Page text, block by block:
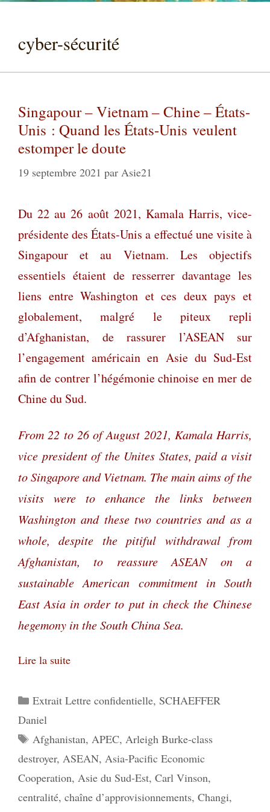
cyber-sécurité
Singapour – Vietnam – Chine – États-
Unis : Quand les États-Unis veulent
estomper le doute
19 septembre 2021 par Asie21
Du 22 au 26 août 2021, Kamala Harris, vice-
présidente des États-Unis a effectué une visite à
Singapour et au Vietnam. Les objectifs
essentiels étaient de resserrer davantage les
liens entre Washington et ces deux pays et
globalement, malgré le piteux repli
d’Afghanistan, de rassurer l’ASEAN sur
l’engagement américain en Asie du Sud-Est
afin de contrer l’hégémonie chinoise en mer de
Chine du Sud.
From 22 to 26 of August 2021, Kamala Harris,
vice president of the Unites States, paid a visit
to Singapore and Vietnam. The main aims of the
visits were to enhance the links between
Washington and these two countries and as a
whole, despite the pitiful withdrawal from
Afghanistan, to reassure ASEAN on a
sustainable American commitment in South
East Asia in order to put in check the Chinese
hegemony in the South China Sea.
Lire la suite
Catégories
Extrait Lettre confidentielle, SCHAEFFER
Daniel
Étiquettes
Afghanistan, APEC, Arleigh Burke-class
destroyer, ASEAN, Asia-Pacific Economic
Cooperation, Asie du Sud-Est, Carl Vinson,
centralité, chaîne d’approvisionnements, Changi,